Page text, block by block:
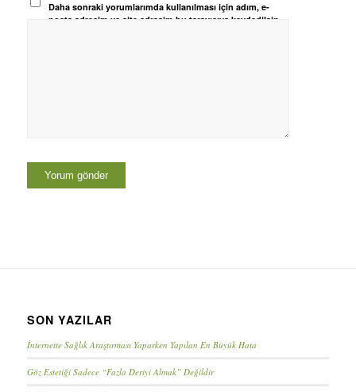
Daha sonraki yorumlarımda kullanılması için adım, e-
posta adresim ve site adresim bu tarayıcıya kaydedilsin.
SON YAZILAR
İnternette Sağlık Araştırması Yaparken Yapılan En Büyük Hata
Göz Estetiği Sadece “Fazla Deriyi Almak” Değildir